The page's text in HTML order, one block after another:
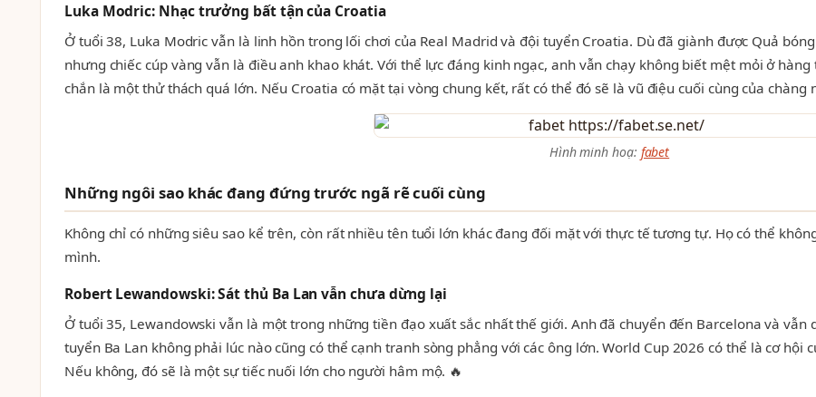
Luka Modric: Nhạc trưởng bất tận của Croatia
Ở tuổi 38, Luka Modric vẫn là linh hồn trong lối chơi của Real Madrid và đội tuyển Croatia. Dù đã giành được Quả
nhưng chiếc cúp vàng vẫn là điều anh khao khát. Với thể lực đáng kinh ngạc, anh vẫn chạy không biết mệt mỏi ở
chắn là một thử thách quá lớn. Nếu Croatia có mặt tại vòng chung kết, rất có thể đó sẽ là vũ điệu cuối cùng của chàng
Hình minh hoạ: fabet
Những ngôi sao khác đang đứng trước ngã rẽ cuối cùng
Không chỉ có những siêu sao kể trên, còn rất nhiều tên tuổi lớn khác đang đối mặt với thực tế tương tự. Họ có thể
mình.
Robert Lewandowski: Sát thủ Ba Lan vẫn chưa dừng lại
Ở tuổi 35, Lewandowski vẫn là một trong những tiền đạo xuất sắc nhất thế giới. Anh đã chuyển đến Barcelona và
tuyển Ba Lan không phải lúc nào cũng có thể cạnh tranh sòng phẳng với các ông lớn. World Cup 2026 có thể là cơ hội
Nếu không, đó sẽ là một sự tiếc nuối lớn cho người hâm mộ. 🔥